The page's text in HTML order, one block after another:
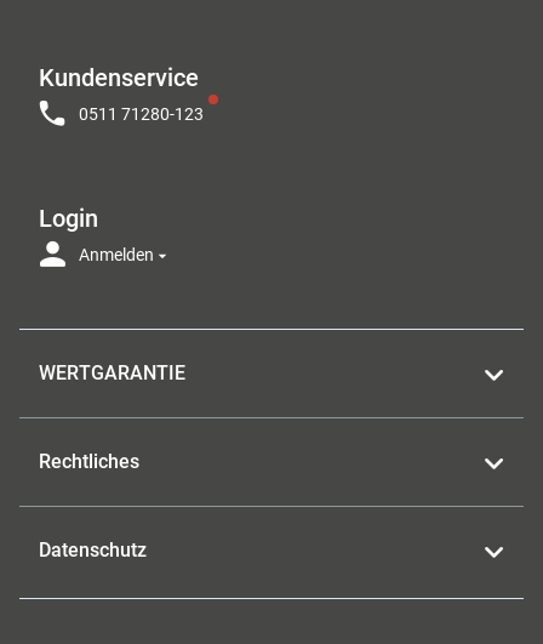
Kundenservice
0511 71280-123
Login
Anmelden
WERTGARANTIE
Rechtliches
Datenschutz